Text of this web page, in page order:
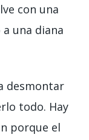
con una
una diana
desmontar
todo. Hay
porque el